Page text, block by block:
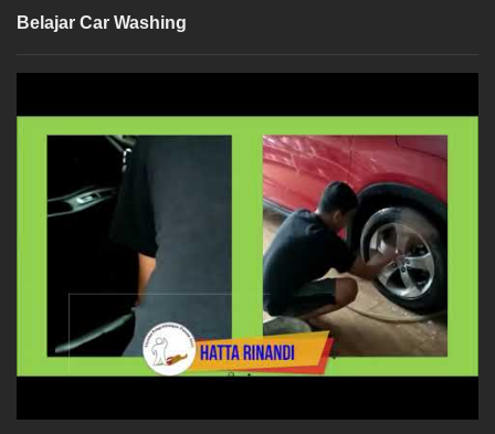
Belajar Car Washing